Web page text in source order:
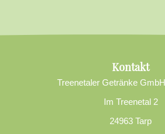
Kontakt
Treenetaler Getränke
Im Treenetal 2
24963 Tarp